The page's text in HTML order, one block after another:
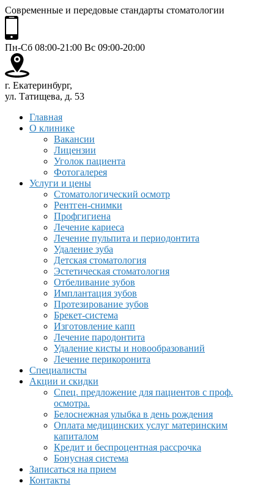
Современные и передовые стандарты стоматологии
Пн-Сб 08:00-21:00 Вс 09:00-20:00
г. Екатеринбург,
ул. Татищева, д. 53
Главная
О клинике
Вакансии
Лицензии
Уголок пациента
Фотогалерея
Услуги и цены
Стоматологический осмотр
Рентген-снимки
Профгигиена
Лечение кариеса
Лечение пульпита и периодонтита
Удаление зуба
Детская стоматология
Эстетическая стоматология
Отбеливание зубов
Имплантация зубов
Протезирование зубов
Брекет-система
Изготовление капп
Лечение пародонтита
Удаление кисты и новообразований
Лечение перикоронита
Специалисты
Акции и скидки
Спец. предложение для пациентов с проф.
осмотра.
Белоснежная улыбка в день рождения
Оплата медицинских услуг материнским
капиталом
Кредит и беспроцентная рассрочка
Бонусная система
Записаться на прием
Контакты